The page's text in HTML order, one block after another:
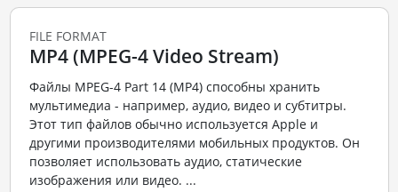
FILE FORMAT
MP4 (MPEG-4 Video Stream)
Файлы MPEG-4 Part 14 (MP4) способны хранить
мультимедиа - например, аудио, видео и субтитры.
Этот тип файлов обычно используется Apple и
другими производителями мобильных продуктов. Он
позволяет использовать аудио, статические
изображения или видео. ...